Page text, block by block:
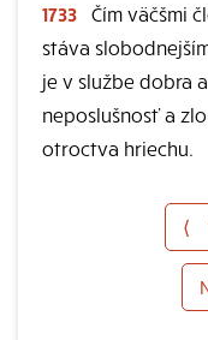
1733 Čím väčšmi
stáva
je v službe dobra
neposlušnosť a
otroctva hriechu.
⟨